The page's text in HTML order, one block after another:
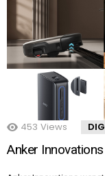
453 Views
Anker